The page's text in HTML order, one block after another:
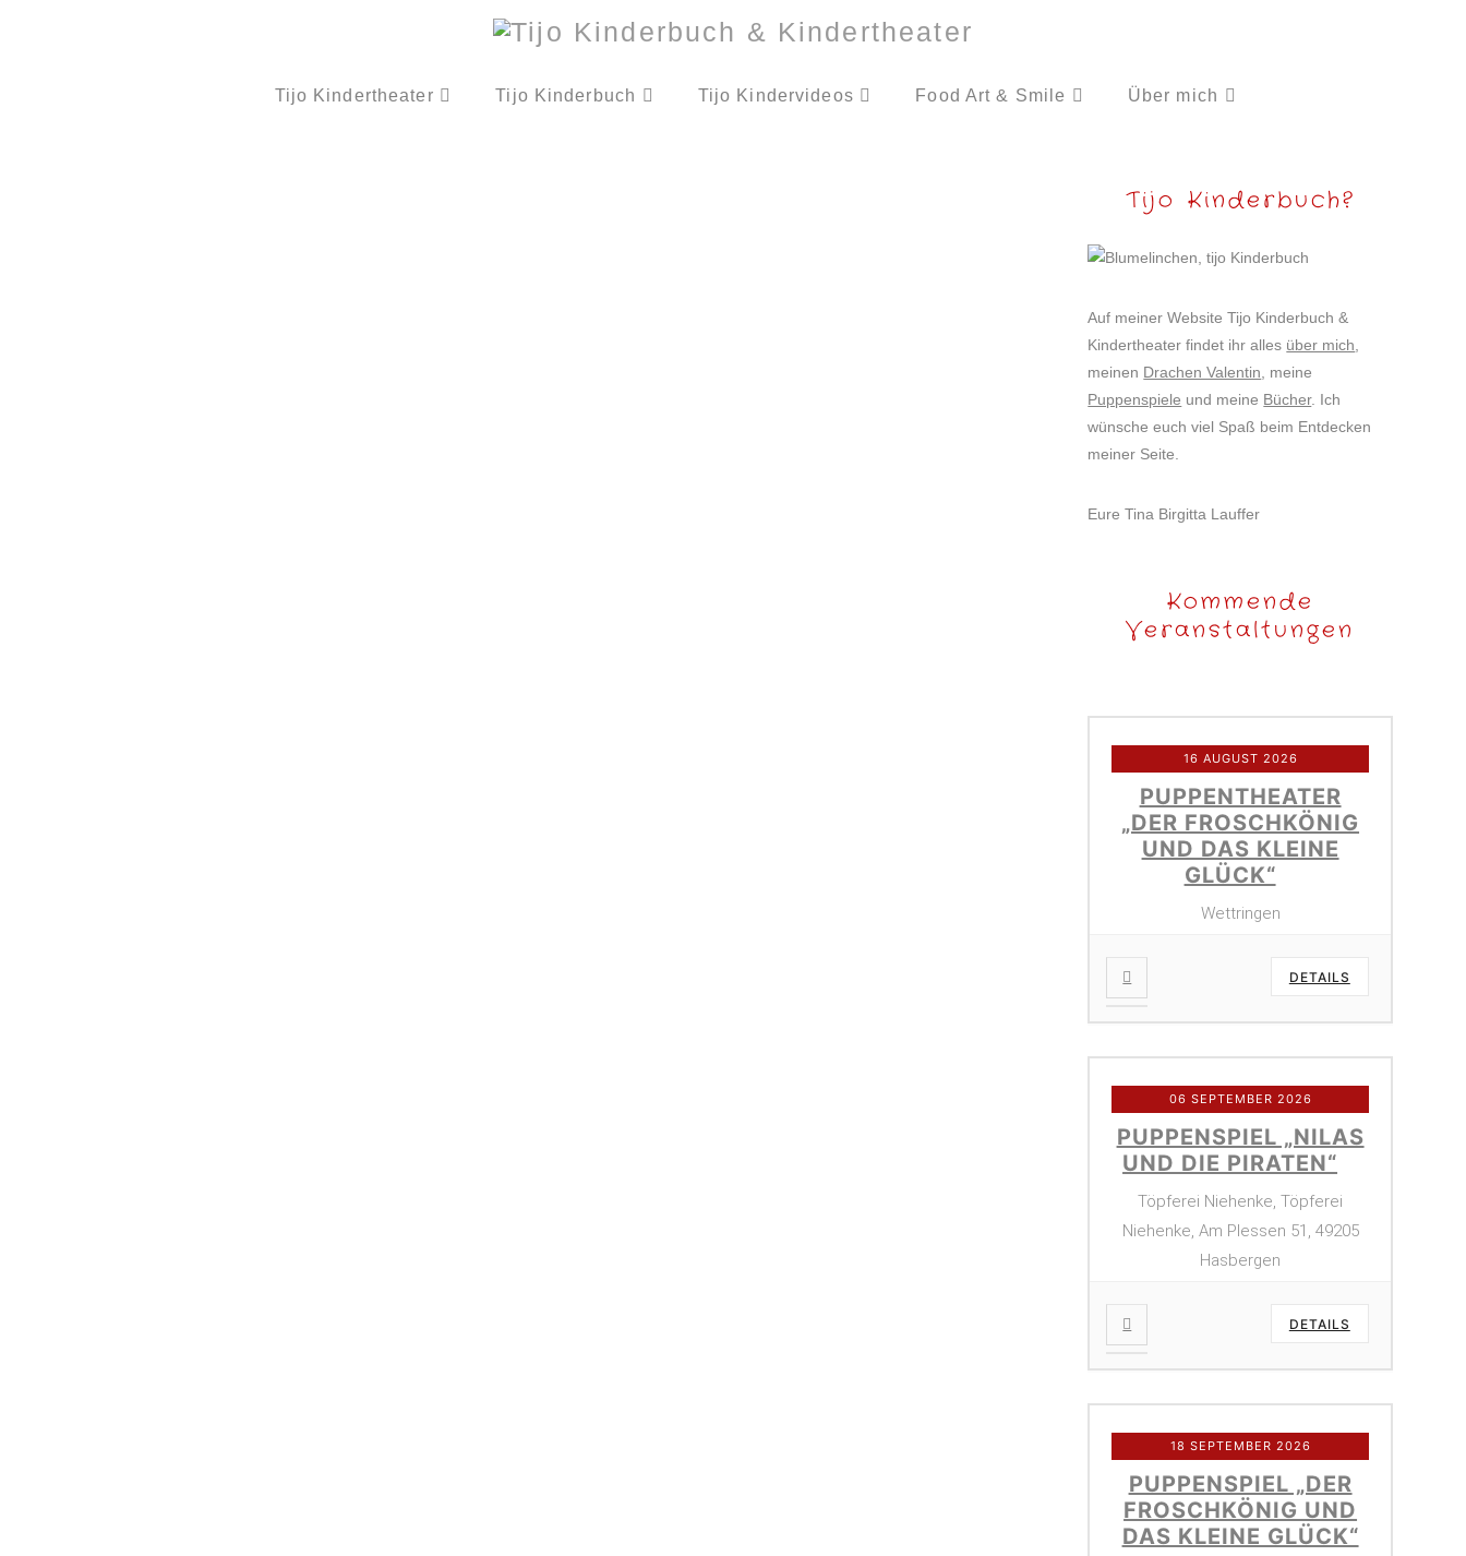
Tijo Kindertheater Tijo Kinderbuch Tijo Kindervideos Food Art & Smile Über mich
Tijo Kinderbuch?
Auf meiner Website Tijo Kinderbuch &
Kindertheater findet ihr alles über mich
meinen Drachen Valentin , meine
Puppenspiele und meine Bücher. Ich
wünsche euch viel Spaß beim Entdecken
meiner Seite.
Eure Tina Birgitta Lauffer
Kommende
Veranstaltungen
16 AUGUST 2026
PUPPENTHEATER
„DER FROSCHKÖNIG
UND DAS KLEINE
GLÜCK“
Wettringen
DETAILS
06 SEPTEMBER 2026
PUPPENSPIEL „NILAS
UND DIE PIRATEN“
Töpferei Niehenke, Töpferei
Niehenke, Am Plessen 51, 49205
Hasbergen
DETAILS
18 SEPTEMBER 2026
PUPPENSPIEL „DER
FROSCHKÖNIG UND
DAS KLEINE GLÜCK“